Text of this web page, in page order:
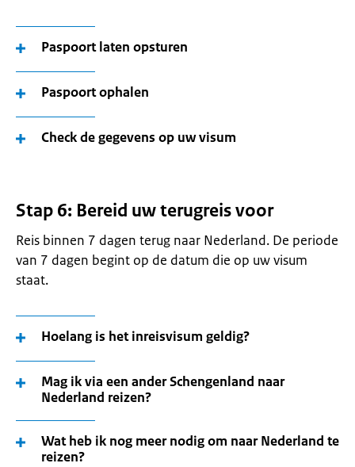
Paspoort laten opsturen
Paspoort ophalen
Check de gegevens op uw visum
Stap 6: Bereid uw terugreis voor
Reis binnen 7 dagen terug naar Nederland. De periode
van 7 dagen begint op de datum die op uw visum
staat.
Hoelang is het inreisvisum geldig?
Mag ik via een ander Schengenland naar
Nederland reizen?
Wat heb ik nog meer nodig om naar Nederland te
reizen?